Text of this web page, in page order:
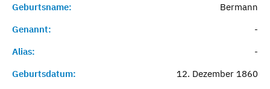
Geburtsname:
Bermann
Genannt:
-
Alias:
-
Geburtsdatum:
12. Dezember 1860